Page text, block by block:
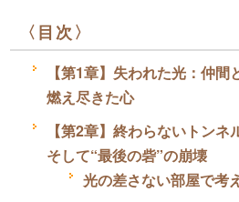
〈目次〉
【第1章】失われた光：仲
燃え尽きた心
【第2章】終わらないトンネ
そして“最後の砦”の崩壊
光の差さない部屋で考